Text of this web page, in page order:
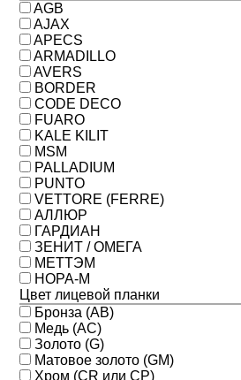
AGB
AJAX
APECS
ARMADILLO
AVERS
BORDER
CODE DECO
FUARO
KALE KILIT
MSM
PALLADIUM
PUNTO
VETTORE (FERRE)
АЛЛЮР
ГАРДИАН
ЗЕНИТ / ОМЕГА
МЕТТЭМ
НОРА-М
Цвет лицевой планки
Бронза (AB)
Медь (AC)
Золото (G)
Матовое золото (GM)
Хром (CR или CP)